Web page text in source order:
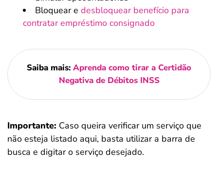
Bloquear e desbloquear benefício para
contratar empréstimo consignado
Saiba mais: Aprenda como tirar a Certidão
Negativa de Débitos INSS
Importante: Caso queira verificar um serviço que
não esteja listado aqui, basta utilizar a barra de
busca e digitar o serviço desejado.